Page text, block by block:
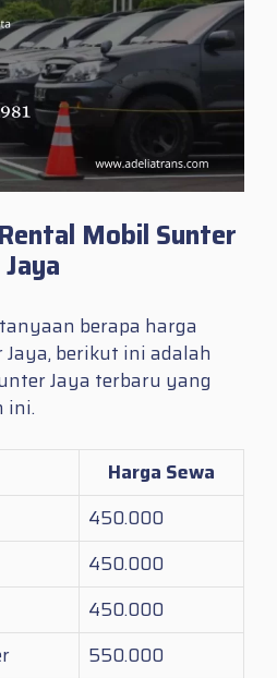
Mobil Sunter
Jaya
berapa harga
berikut ini adalah
Jaya terbaru yang
ini.
Harga Sewa
450.000
450.000
450.000
550.000